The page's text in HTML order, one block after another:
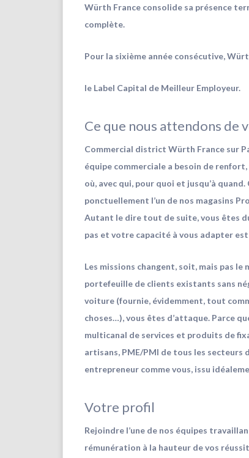
Würth France consolide sa présence
complète.
Pour la sixième année consécutive,
le Label Capital de Meilleur Employeur.
Ce que nous attendons de
Commercial district Würth France sur
équipe commerciale a besoin de
où, avec qui, pour quoi et jusqu’à
ponctuellement l’un de nos magasins
Autant le dire tout de suite, vous êtes
pas et votre capacité à vous adapter est
Les missions changent, soit, mais pas
portefeuille de clients existants sans
voiture (fournie, évidemment, tout
choses…), vous êtes d’attaque. Parce
multicanal de services et produits de
artisans, PME/PMI de tous les
entrepreneur comme vous, issu
Votre profil
Rejoindre l’une de nos équipes
rémunération à la hauteur de vos